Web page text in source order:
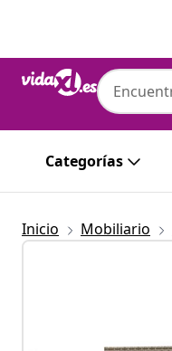
Categorías
Inicio Mobiliario